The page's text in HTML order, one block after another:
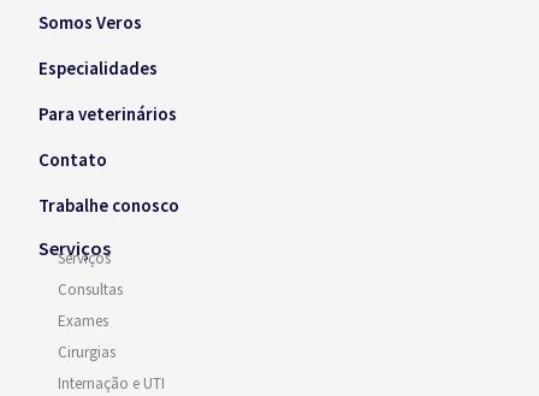
Somos Veros
Especialidades
Para veterinários
Contato
Trabalhe conosco
Serviços
Serviços
Consultas
Exames
Cirurgias
Internação e UTI